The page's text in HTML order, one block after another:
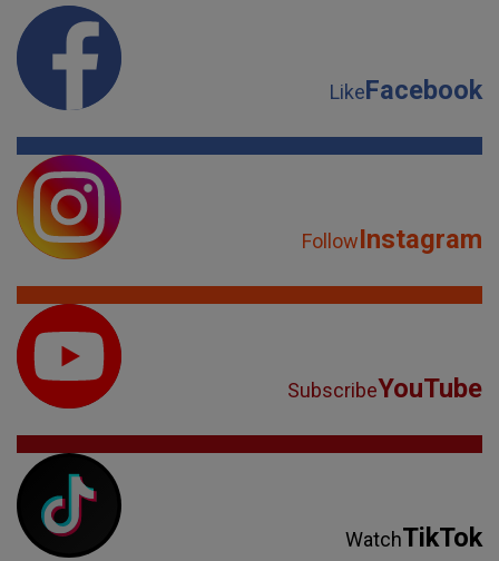
LikeFacebook
FollowInstagram
SubscribeYouTube
WatchTikTok